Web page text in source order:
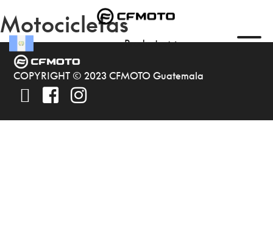
Productos
Motocicletas
COPYRIGHT © 2023 CFMOTO Guatemala